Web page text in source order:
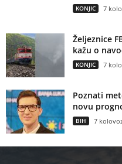
KONJIC 7
Željeznice
kažu o
KONJIC 7
Poznati
novu
BIH 7